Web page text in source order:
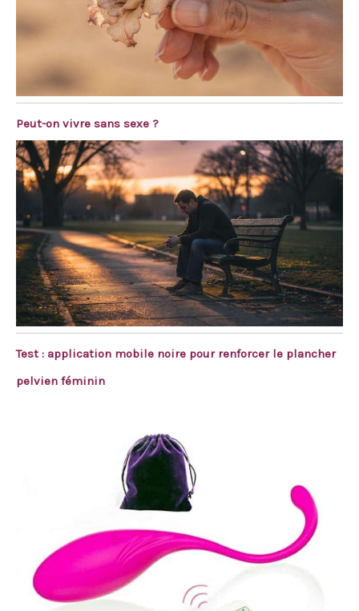
Peut-on vivre sans sexe ?
Test : application mobile noire pour renforcer le plancher
pelvien féminin